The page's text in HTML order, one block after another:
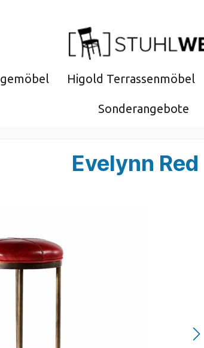
Higold Terrassenmöbel
Sonderangebote
Evelynn Red